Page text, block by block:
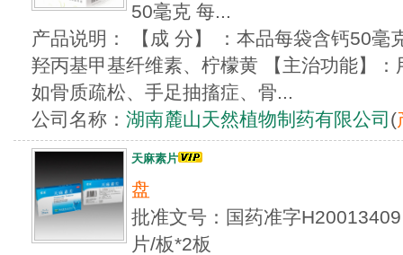
50毫克 每...
产品说明： 【成 分】 ：本品每袋含钙50毫
羟丙基甲基纤维素、柠檬黄 【主治功能】
如骨质疏松、手足抽搐症、骨...
公司名称： 湖南麓山天然植物制药有限公司 (
天麻素片
盘
批准文号：国药准字
片/板*2板